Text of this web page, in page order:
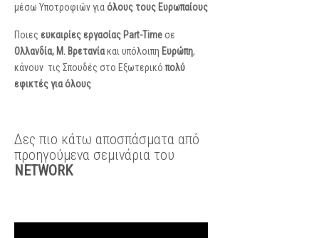
μέσω Υποτροφιών γιαόλους τους Ευρωπαίους
Ποιες ευκαιρίες εργασίας Part-Time σε
Ολλανδία, Μ. Βρετανίακαι υπόλοιπη Ευρώπη,
κάνουν τις Σπουδές στο Εξωτερικό πολύ
εφικτές για όλους
Δες πιο κάτω αποσπάσματα από
προηγούμενα σεμινάρια του
NETWORK